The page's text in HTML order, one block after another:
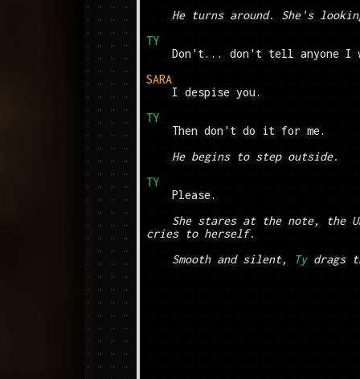
He turns around. She's
TY
SARA
TY
He begins to step outside.
TY
She stares at the note, the
cries to herself.
Smooth and silent,
Ty drags